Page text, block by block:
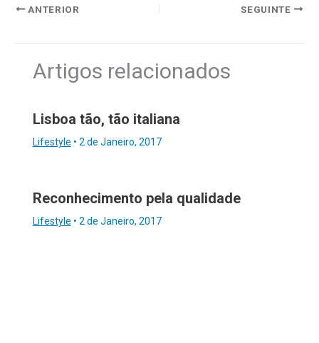
ANTERIOR SEGUINTE
Artigos relacionados
Lisboa tão, tão italiana
Lifestyle • 2 de Janeiro, 2017
Reconhecimento pela qualidade
Lifestyle • 2 de Janeiro, 2017